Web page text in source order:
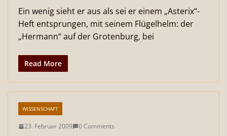
Ein wenig sieht er aus als sei er einem „Asterix“-
Heft entsprungen, mit seinem Flügelhelm: der
„Hermann“ auf der Grotenburg, bei
Read More
WISSENSCHAFT
23. Februar 2009 0 Comments